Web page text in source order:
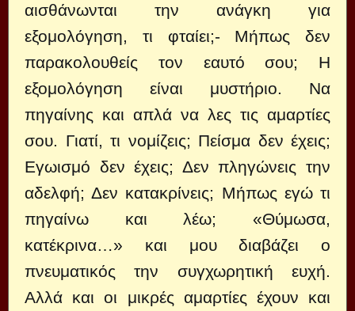
αισθάνωνται την ανάγκη για
εξομολόγηση, τι φταίει;- Μήπως δεν
παρακολουθείς τον εαυτό σου; Η
εξομολόγηση είναι μυστήριο. Να
πηγαίνης και απλά να λες τις αμαρτίες
σου. Γιατί, τι νομίζεις; Πείσμα δεν έχεις;
Εγωισμό δεν έχεις; Δεν πληγώνεις την
αδελφή; Δεν κατακρίνεις; Μήπως εγώ τι
πηγαίνω και λέω; «Θύμωσα,
κατέκρινα…» και μου διαβάζει ο
πνευματικός την συγχωρητική ευχή.
Αλλά και οι μικρές αμαρτίες έχουν και